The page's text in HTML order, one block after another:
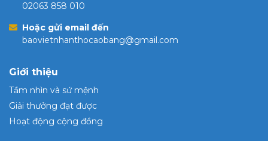
02063 858 010
Hoặc gửi email đến
baovietnhanthocaobang@gmail.com
Giới thiệu
Tầm nhìn và sứ mệnh
Giải thưởng đạt được
Hoạt động cộng đồng